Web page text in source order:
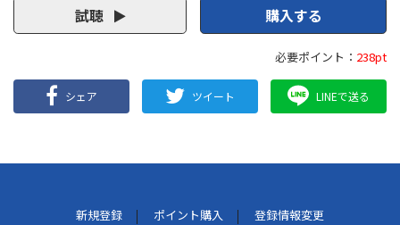
試聴 購入する
必要ポイント： 238pt
シェア ツイート LINEで送る
新規登録 ポイント購入
登録情報変更